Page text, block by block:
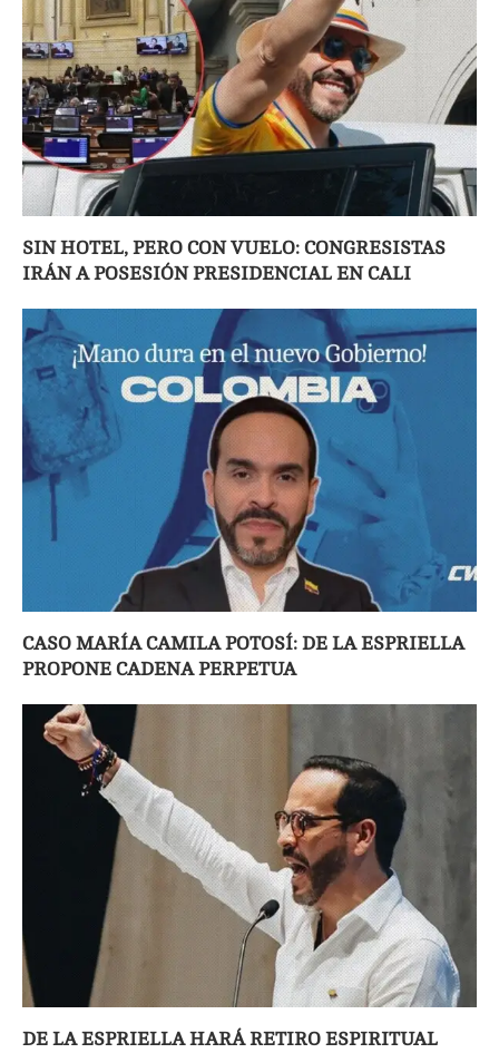
SIN HOTEL, PERO CON VUELO: CONGRESISTAS
IRÁN A POSESIÓN PRESIDENCIAL EN CALI
CASO MARÍA CAMILA POTOSÍ: DE LA ESPRIELLA
PROPONE CADENA PERPETUA
DE LA ESPRIELLA HARÁ RETIRO ESPIRITUAL